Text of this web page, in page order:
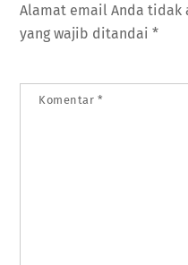
Alamat email Anda tidak
yang wajib ditandai*
Komentar*